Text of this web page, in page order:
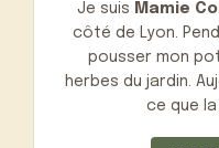
Je suis Mamie
côté de Lyon.
pousser mon
herbes du jardin.
ce que